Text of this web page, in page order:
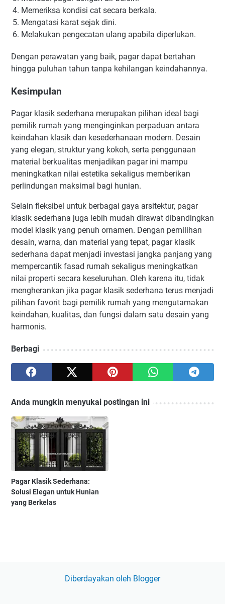
Memeriksa kondisi cat secara berkala.
Mengatasi karat sejak dini.
Melakukan pengecatan ulang apabila diperlukan.
Dengan perawatan yang baik, pagar dapat bertahan
hingga puluhan tahun tanpa kehilangan keindahannya.
Kesimpulan
Pagar klasik sederhana merupakan pilihan ideal bagi
pemilik rumah yang menginginkan perpaduan antara
keindahan klasik dan kesederhanaan modern. Desain
yang elegan, struktur yang kokoh, serta penggunaan
material berkualitas menjadikan pagar ini mampu
meningkatkan nilai estetika sekaligus memberikan
perlindungan maksimal bagi hunian.
Selain fleksibel untuk berbagai gaya arsitektur, pagar
klasik sederhana juga lebih mudah dirawat dibandingkan
model klasik yang penuh ornamen. Dengan pemilihan
desain, warna, dan material yang tepat, pagar klasik
sederhana dapat menjadi investasi jangka panjang yang
mempercantik fasad rumah sekaligus meningkatkan
nilai properti secara keseluruhan. Oleh karena itu, tidak
mengherankan jika pagar klasik sederhana terus menjadi
pilihan favorit bagi pemilik rumah yang mengutamakan
keindahan, kualitas, dan fungsi dalam satu desain yang
harmonis.
Berbagi
Anda mungkin menyukai postingan ini
Pagar Klasik Sederhana:
Solusi Elegan untuk Hunian
yang Berkelas
Diberdayakan oleh Blogger